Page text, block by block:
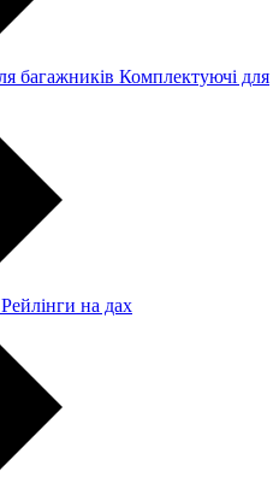
Комплектуючі для
Рейлінги на дах